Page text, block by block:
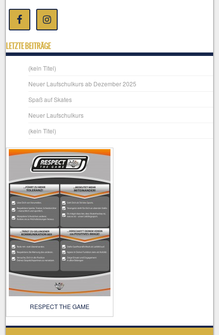
LETZTE BEITRÄGE
(kein Titel)
Neuer Laufschulkurs ab Dezember 2025
Spaß auf Skates
Neuer Laufschulkurs
(kein Titel)
RESPECT THE GAME